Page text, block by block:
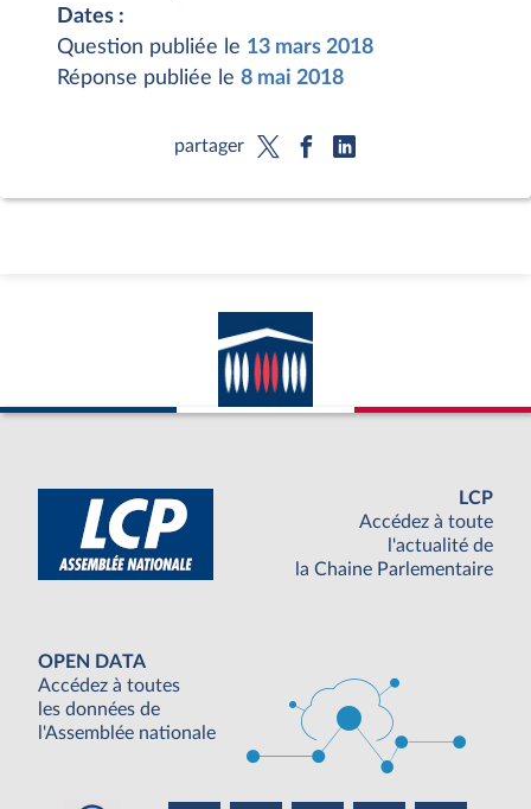
Dates :
Question publiée le 13 mars 2018
Réponse publiée le 8 mai 2018
partager
LCP
Accédez à toute
l'actualité de
la Chaine Parlementaire
OPEN DATA
Accédez à toutes
les données de
l'Assemblée nationale